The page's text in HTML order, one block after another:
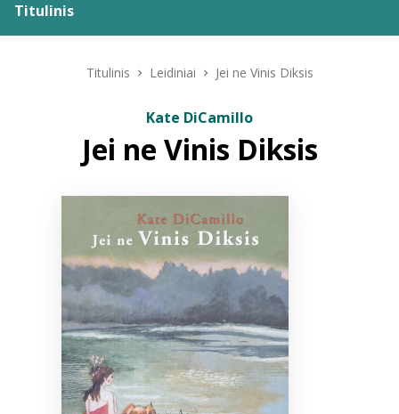
Titulinis
ELVIS atvyksta
Bibliotekoms
+370 667 80 541
Titulinis Leidiniai Jei ne Vinis Diksis
Kate DiCamillo
Jei ne Vinis Diksis